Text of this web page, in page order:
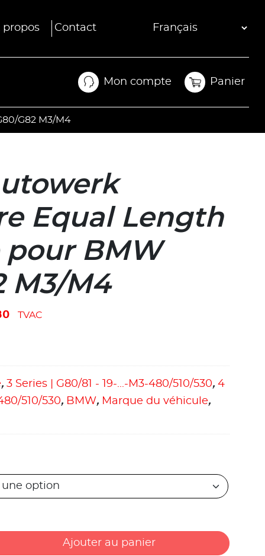
propos Contact
Mon compte
Mon compte
Panier
Panier
G82 M3/M4
Equal Length
BMW
M3/M4
TVAC
,3 Series | G80/81 - 19-...-M3-480/510/530,4
510/530, BMW, Marque du véhicule,
Ajouter au panier